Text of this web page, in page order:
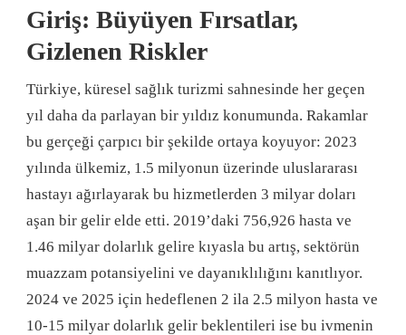
Giriş: Büyüyen Fırsatlar,
Gizlenen Riskler
Türkiye, küresel sağlık turizmi sahnesinde her geçen
yıl daha da parlayan bir yıldız konumunda. Rakamlar
bu gerçeği çarpıcı bir şekilde ortaya koyuyor: 2023
yılında ülkemiz, 1.5 milyonun üzerinde uluslararası
hastayı ağırlayarak bu hizmetlerden 3 milyar doları
aşan bir gelir elde etti. 2019’daki 756,926 hasta ve
1.46 milyar dolarlık gelire kıyasla bu artış, sektörün
muazzam potansiyelini ve dayanıklılığını kanıtlıyor.
2024 ve 2025 için hedeflenen 2 ila 2.5 milyon hasta ve
10-15 milyar dolarlık gelir beklentileri ise bu ivmenin